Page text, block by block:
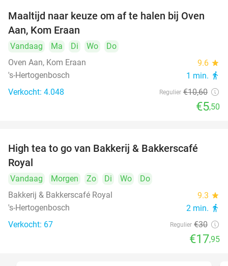
48%
Maaltijd naar keuze om af te halen bij Oven
Aan, Kom Eraan
Vandaag Ma Di Wo
Do
Oven Aan, Kom Eraan
9.6 star
's-Hertogenbosch 1 min. directions_walk
Verkocht: 4.048 Regulier €10,60
€5,50
40%
High tea to go van Bakkerij & Bakkerscafé
Royal
Vandaag Morgen Zo Di Wo
Do
Bakkerij & Bakkerscafé Royal
9.3 star
's-Hertogenbosch 2 min. directions_walk
Verkocht: 67 Regulier €30
€17,95